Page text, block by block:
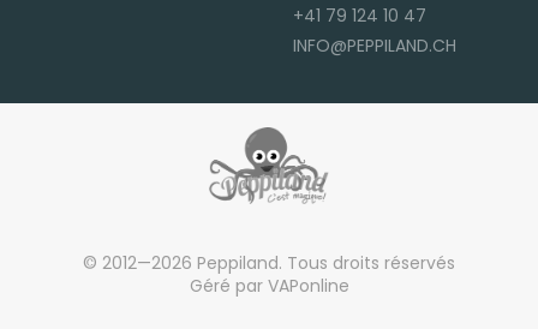
+41 79 124 10 47
INFO@PEPPILAND.CH
© 2012—2026 Peppiland. Tous droits réservés
Géré par VAPonline